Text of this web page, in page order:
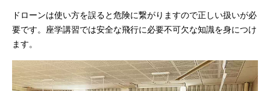
ドローンは使い方を誤ると危険に繋がりますので正しい扱いが必
要です。座学講習では安全な飛行に必要不可欠な知識を身につけ
ます。